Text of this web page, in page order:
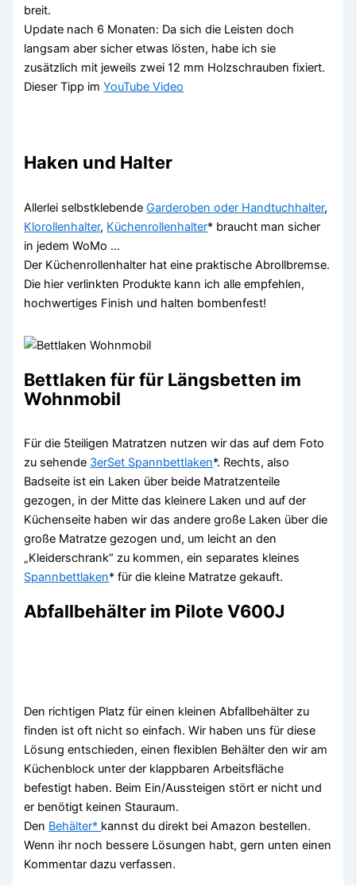
breit.
Update nach 6 Monaten: Da sich die Leisten doch
langsam aber sicher etwas lösten, habe ich sie
zusätzlich mit jeweils zwei 12 mm Holzschrauben fixiert.
Dieser Tipp imYouTube Video
Haken und Halter
Allerlei selbstklebendeGarderoben oder Handtuchhalter,
Klorollenhalter, Küchenrollenhalter* braucht man sicher
in jedem WoMo …
Der Küchenrollenhalter hat eine praktische Abrollbremse.
Die hier verlinkten Produkte kann ich alle empfehlen,
hochwertiges Finish und halten bombenfest!
Bettlaken für für Längsbetten im
Wohnmobil
Für die 5teiligen Matratzen nutzen wir das auf dem Foto
zu sehende 3erSet Spannbettlaken*. Rechts, also
Badseite ist ein Laken über beide Matratzenteile
gezogen, in der Mitte das kleinere Laken und auf der
Küchenseite haben wir das andere große Laken über die
große Matratze gezogen und, um leicht an den
„Kleiderschrank“ zu kommen, ein separates kleines
Spannbettlaken* für die kleine Matratze gekauft.
Abfallbehälter im Pilote V600J
Den richtigen Platz für einen kleinen Abfallbehälter zu
finden ist oft nicht so einfach. Wir haben uns für diese
Lösung entschieden, einen flexiblen Behälter den wir am
Küchenblock unter der klappbaren Arbeitsfläche
befestigt haben. Beim Ein/Aussteigen stört er nicht und
er benötigt keinen Stauraum.
Den Behälter* kannst du direkt bei Amazon bestellen.
Wenn ihr noch bessere Lösungen habt, gern unten einen
Kommentar dazu verfassen.